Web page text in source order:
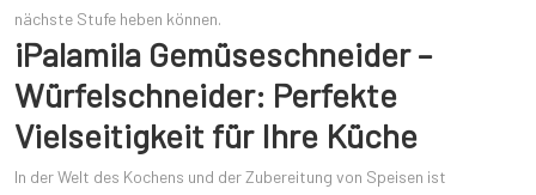
nächste Stufe heben können.
iPalamila Gemüseschneider –
Würfelschneider: Perfekte
Vielseitigkeit für Ihre Küche
In der Welt des Kochens und der Zubereitung von Speisen ist